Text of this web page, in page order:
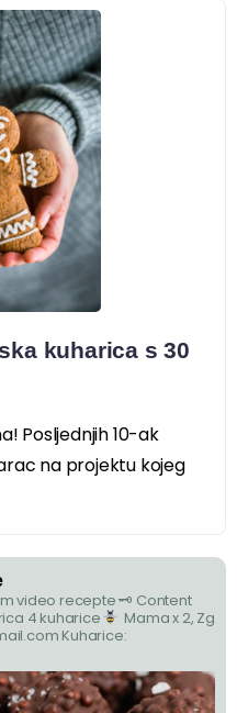
kuharica s 30
Posljednjih 10-ak
na projektu kojeg
video recepte🗝 Content
4 kuharice
Mama x 2, Zg
Kuharice: